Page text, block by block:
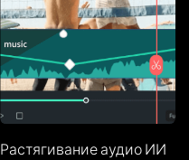
Растягивание аудио ИИ